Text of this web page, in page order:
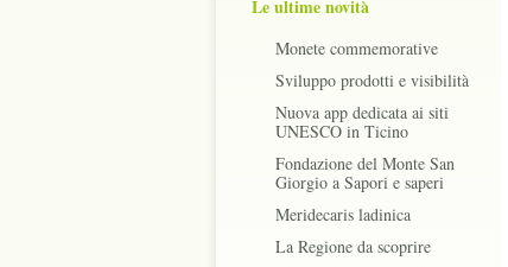
Le ultime novità
Monete commemorative
Sviluppo prodotti e visibilità
Nuova app dedicata ai siti
UNESCO in Ticino
Fondazione del Monte San
Giorgio a Sapori e saperi
Meridecaris ladinica
La Regione da scoprire